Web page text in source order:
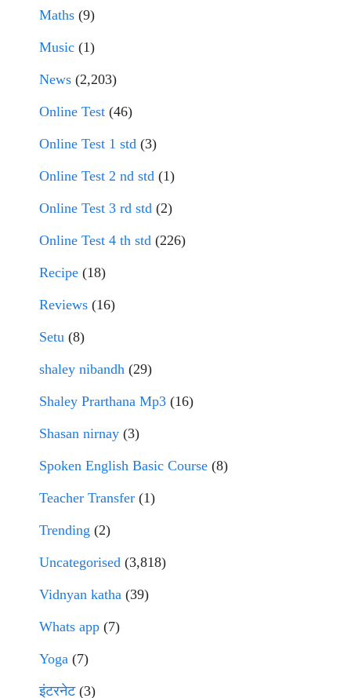
Maths (9)
Music (1)
News (2,203)
Online Test (46)
Online Test 1 std (3)
Online Test 2 nd std (1)
Online Test 3 rd std (2)
Online Test 4 th std (226)
Recipe (18)
Reviews (16)
Setu (8)
shaley nibandh (29)
Shaley Prarthana Mp3 (16)
Shasan nirnay (3)
Spoken English Basic Course (8)
Teacher Transfer (1)
Trending (2)
Uncategorised (3,818)
Vidnyan katha (39)
Whats app (7)
Yoga (7)
इंटरनेट(3)